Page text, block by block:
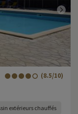
(8.5/10)
extérieurs chauffés